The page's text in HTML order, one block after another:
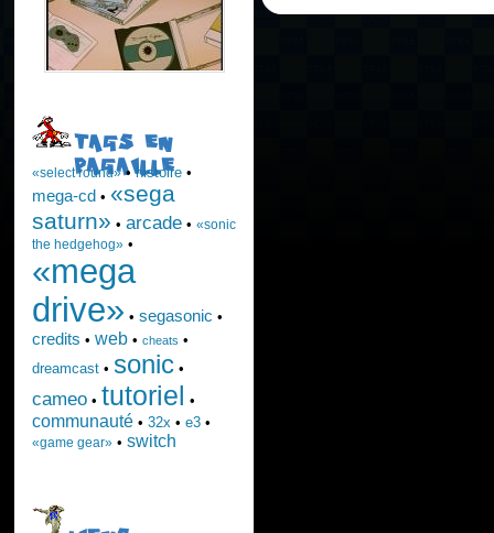
TAGS EN
PAGAILLE
«select round»•histoire•
mega-cd • «sega
saturn» • arcade• «sonic
the hedgehog»•
«mega
drive» • segasonic •
credits • web• cheats •
dreamcast• sonic•
cameo• tutoriel •
communauté• 32x • e3•
«game gear»• switch